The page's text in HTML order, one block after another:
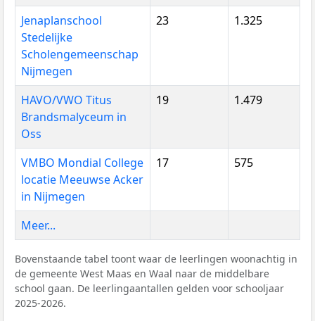
Jenaplanschool
Stedelijke
Scholengemeenschap
Nijmegen
23 1.325
HAVO/VWO Titus
Brandsmalyceum in
Oss
19 1.479
VMBO Mondial College
locatie Meeuwse Acker
in Nijmegen
17 575
Meer...
Bovenstaande tabel toont waar de leerlingen woonachtig in
de gemeente West Maas en Waal naar de middelbare
school gaan. De leerlingaantallen gelden voor schooljaar
2025-2026.